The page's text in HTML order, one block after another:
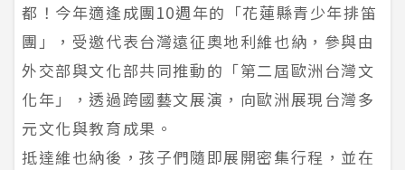
都！今年適逢成團10週年的「花蓮縣青少年排笛
團」，受邀代表台灣遠征奧地利維也納，參與由
外交部與文化部共同推動的「第二屆歐洲台灣文
化年」，透過跨國藝文展演，向歐洲展現台灣多
元文化與教育成果。
抵達維也納後，孩子們隨即展開密集行程，並在